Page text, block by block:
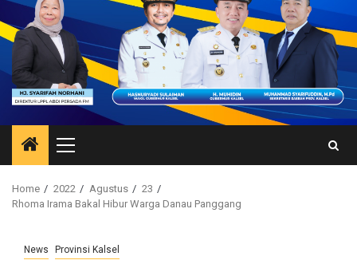
Primary
Menu
Home 2022 Agustus
23
Rhoma Irama Bakal Hibur Warga Danau Panggang
News Provinsi Kalsel